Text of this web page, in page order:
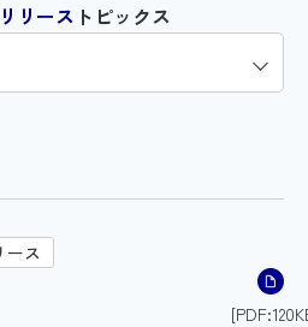
リース トピックス
ース